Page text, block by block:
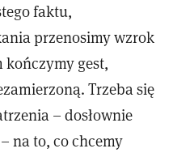
faktu,
przenosimy wzrok
kończymy gest,
Trzeba się
– dosłownie
na to, co chcemy